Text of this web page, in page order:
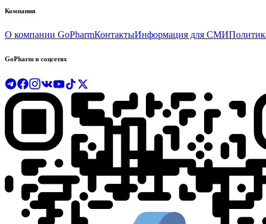
Компания
О компании GoPharmКонтактыИнформация для СМИ
GoPharm в соцсетях